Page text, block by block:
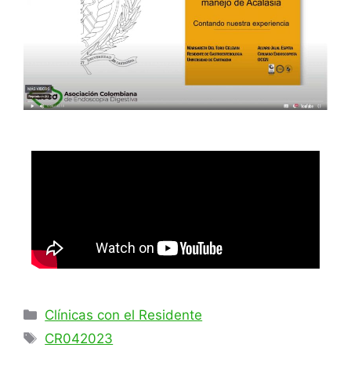
Clínicas con el Residente
CR042023